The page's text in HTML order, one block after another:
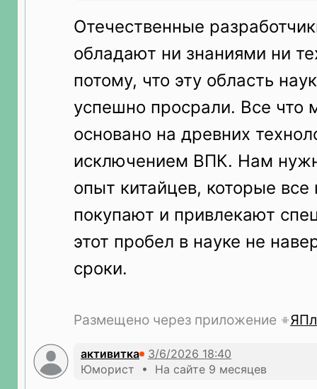
Отечественные
обладают ни знаниями ни
потому, что эту область
успешно просрали. Все что
основано на древних
исключением ВПК. Нам
опыт китайцев, которые все
покупают и привлекают
этот пробел в науке не
сроки.
Размещено через приложение
активитка
Юморист • На сайте 9 месяцев